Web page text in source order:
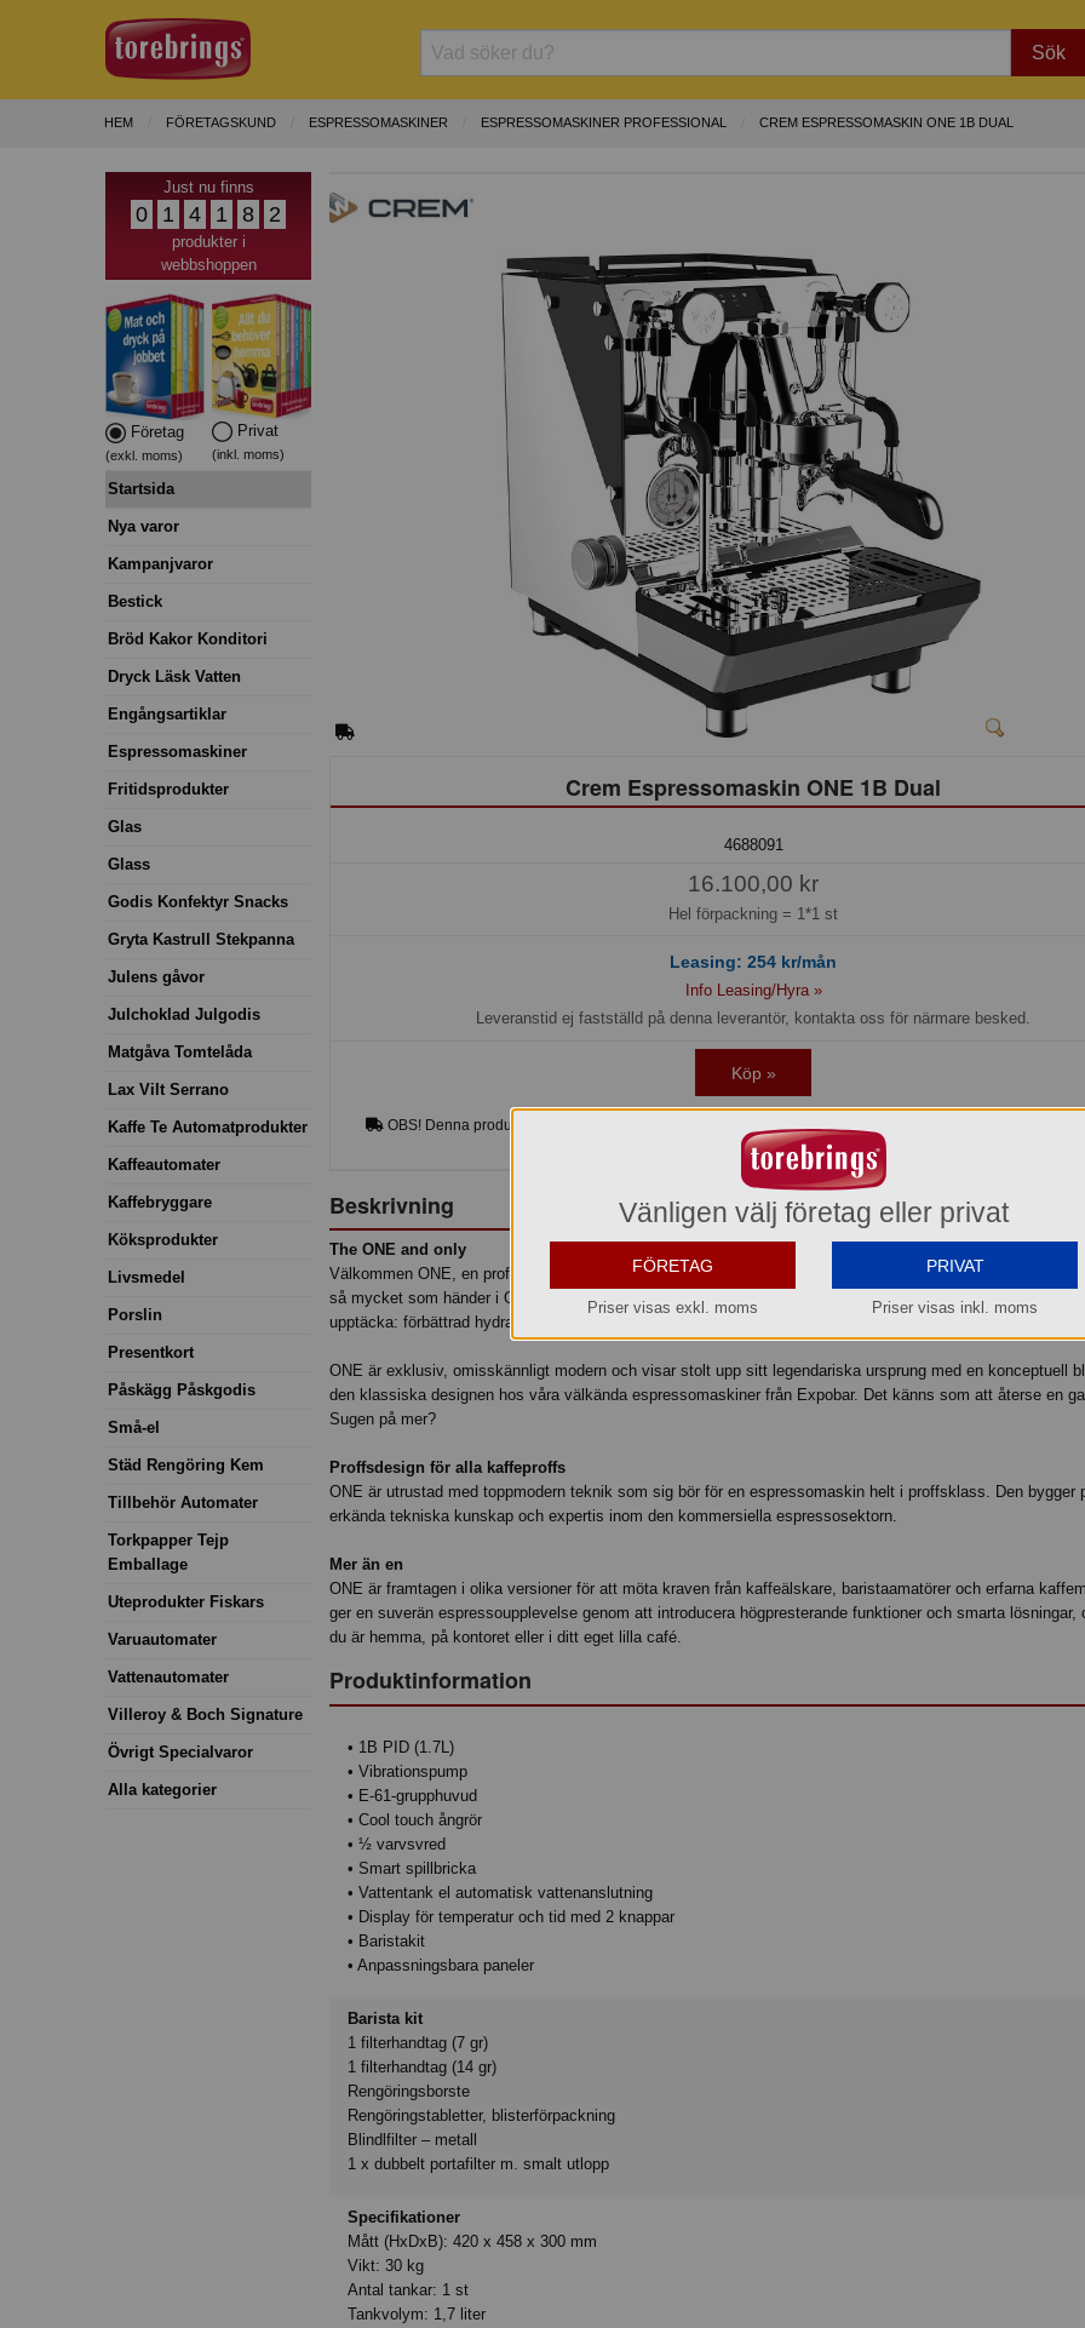
Sök
HEM FÖRETAGSKUND ESPRESSOMASKINER ESPRESSOMASKINER PROFESSIONAL CREM ESPRESSOMASKIN ONE 1B DUAL
Just nu finns
0 1 4 1 8 2
produkter i
webbshoppen
Företag
(exkl. moms)
Privat
(inkl. moms)
Startsida
Nya varor
Kampanjvaror
Bestick
Bröd Kakor Konditori
Dryck Läsk Vatten
Engångsartiklar
Espressomaskiner
Fritidsprodukter
Glas
Glass
Godis Konfektyr Snacks
Gryta Kastrull Stekpanna
Julens gåvor
Julchoklad Julgodis
Matgåva Tomtelåda
Lax Vilt Serrano
Kaffe Te Automatprodukter
Kaffeautomater
Kaffebryggare
Köksprodukter
Livsmedel
Porslin
Presentkort
Påskägg Påskgodis
Små-el
Städ Rengöring Kem
Tillbehör Automater
Torkpapper Tejp
Emballage
Uteprodukter Fiskars
Varuautomater
Vattenautomater
Villeroy & Boch Signature
Övrigt Specialvaror
Alla kategorier
Crem Espressomaskin ONE 1B Dual
4688091
16.100,00 kr
Hel förpackning = 1*1 st
Leasing: 254 kr/mån
Info Leasing/Hyra »
Leveranstid ej fastställd på denna leverantör, kontakta oss för närmare besked.
Köp »
OBS! Denna produkt levereras endast som Hemleverans med avisering eller kan Hämtas i Aneby p.g.a.
storlek.
Beskrivning
The ONE and only
Välkommen ONE, en professionell espressomaskin med en bryggrupp. Se dig omkring och ta all tid du
så mycket som händer i ONE att det är nästan omöjligt att veta vara man ska börja. Det finns massor av
upptäcka: förbättrad hydraulik, nya elektroniska plattformar, listan kan bli hur lång som helst.
ONE är exklusiv, omisskännligt modern och visar stolt upp sitt legendariska ursprung med en konceptuell
den klassiska designen hos våra välkända espressomaskiner från Expobar. Det känns som att återse en
Sugen på mer?
Proffsdesign för alla kaffeproffs
ONE är utrustad med toppmodern teknik som sig bör för en espressomaskin helt i proffsklass. Den bygger
erkända tekniska kunskap och expertis inom den kommersiella espressosektorn.
Mer än en
ONE är framtagen i olika versioner för att möta kraven från kaffeälskare, baristaamatörer och erfarna
ger en suverän espressoupplevelse genom att introducera högpresterande funktioner och smarta lösningar,
du är hemma, på kontoret eller i ditt eget lilla café.
Produktinformation
• 1B PID (1.7L)
• Vibrationspump
• E-61-grupphuvud
• Cool touch ångrör
• ½ varvsvred
• Smart spillbricka
• Vattentank el automatisk vattenanslutning
• Display för temperatur och tid med 2 knappar
• Baristakit
• Anpassningsbara paneler
Barista kit
1 filterhandtag (7 gr)
1 filterhandtag (14 gr)
Rengöringsborste
Rengöringstabletter, blisterförpackning
Blindlfilter – metall
1 x dubbelt portafilter m. smalt utlopp
Specifikationer
Mått (HxDxB): 420 x 458 x 300 mm
Vikt: 30 kg
Antal tankar: 1 st
Tankvolym: 1,7 liter
Vänligen välj företag eller privat
FÖRETAG
Priser visas exkl. moms
PRIVAT
Priser visas inkl. moms